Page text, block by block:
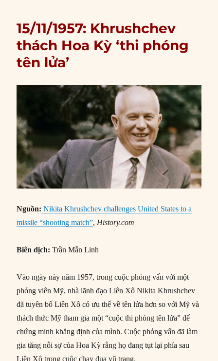
15/11/1957: Khrushchev
thách Hoa Kỳ ‘thi phóng
tên lửa’
Nguồn: Nikita Khrushchev challenges United States to a
missile “shooting match”, History.com
Biên dịch:Trần Mẫn Linh
Vào ngày này năm 1957, trong cuộc phỏng vấn với một
phóng viên Mỹ, nhà lãnh đạo Liên Xô Nikita Khrushchev
đã tuyên bố Liên Xô có ưu thế về tên lửa hơn so với Mỹ và
thách thức Mỹ tham gia một “cuộc thi phóng tên lửa” để
chứng minh khẳng định của mình. Cuộc phỏng vấn đã làm
gia tăng nỗi sợ của Hoa Kỳ rằng họ đang tụt lại phía sau
Liên Xô trong cuộc chạy đua vũ trang.